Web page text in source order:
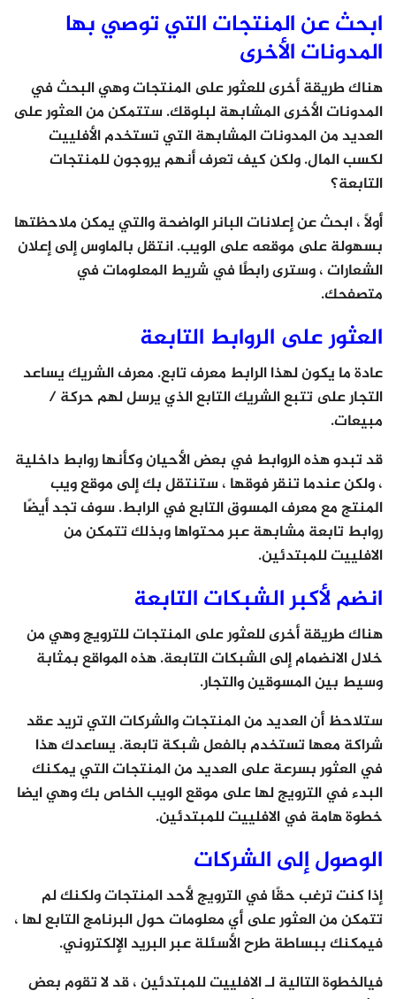
ابحث عن المنتجات التي توصي بها
المدونات الأخرى
هناك طريقة أخرى للعثور على المنتجات وهي البحث في
المدونات الأخرى المشابهة لبلوقك. ستتمكن من العثور على
العديد من المدونات المشابهة التي تستخدم الأفلييت
لكسب المال. ولكن كيف تعرف أنهم يروجون للمنتجات
التابعة؟
أولاً ، ابحث عن إعلانات البانر الواضحة والتي يمكن ملاحظتها
بسهولة على موقعه على الويب. انتقل بالماوس إلى إعلان
الشعارات ، وسترى رابطًا في شريط المعلومات في
متصفحك.
العثور على الروابط التابعة
عادة ما يكون لهذا الرابط معرف تابع. معرف الشريك يساعد
التجار على تتبع الشريك التابع الذي يرسل لهم حركة /
مبيعات.
قد تبدو هذه الروابط في بعض الأحيان وكأنها روابط داخلية
، ولكن عندما تنقر فوقها ، ستنتقل بك إلى موقع ويب
المنتج مع معرف المسوق التابع في الرابط. سوف تجد أيضًا
روابط تابعة مشابهة عبر محتواها وبذلك تتمكن من
الافلييت للمبتدئين.
انضم لأكبر الشبكات التابعة
هناك طريقة أخرى للعثور على المنتجات للترويج وهي من
خلال الانضمام إلى الشبكات التابعة. هذه المواقع بمثابة
وسيط بين المسوقين والتجار.
ستلاحظ أن العديد من المنتجات والشركات التي تريد عقد
شراكة معها تستخدم بالفعل شبكة تابعة. يساعدك هذا
في العثور بسرعة على العديد من المنتجات التي يمكنك
البدء في الترويج لها على موقع الويب الخاص بك وهي ايضا
خطوة هامة في الافلييت للمبتدئين.
الوصول إلى الشركات
إذا كنت ترغب حقًا في الترويج لأحد المنتجات ولكنك لم
تتمكن من العثور على أي معلومات حول البرنامج التابع لها ،
فيمكنك ببساطة طرح الأسئلة عبر البريد الإلكتروني.
فيالخطوة التالية لـ الافلييت للمبتدئين ، قد لا تقوم بعض